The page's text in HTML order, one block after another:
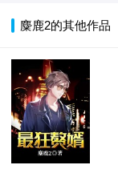
麋鹿2的其他作品